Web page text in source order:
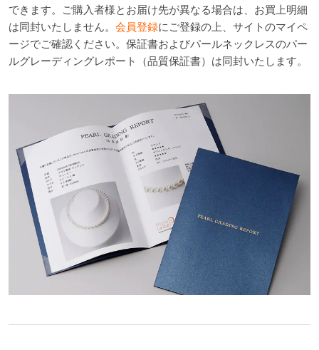
できます。ご購入者様とお届け先が異なる場合は、お買上明細
は同封いたしません。 会員登録にご登録の上、サイトのマイペ
ージでご確認ください。保証書およびパールネックレスのパー
ルグレーディングレポート（品質保証書）は同封いたします。